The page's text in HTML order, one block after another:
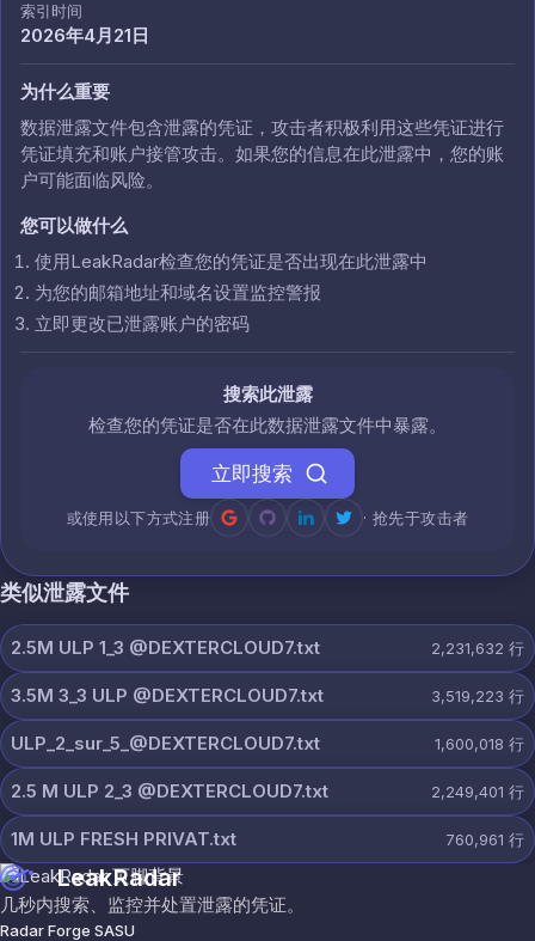
索引时间
2026年4月21日
为什么重要
数据泄露文件包含泄露的凭证，攻击者积极利用这些凭证进行
凭证填充和账户接管攻击。如果您的信息在此泄露中，您的账
户可能面临风险。
您可以做什么
使用LeakRadar检查您的凭证是否出现在此泄露中
为您的邮箱地址和域名设置监控警报
立即更改已泄露账户的密码
搜索此泄露
检查您的凭证是否在此数据泄露文件中暴露。
立即搜索
或使用以下方式注册 · 抢先于攻击者
类似泄露文件
2.5M ULP 1_3 @DEXTERCLOUD7.txt 2,231,632 行
3.5M 3_3 ULP @DEXTERCLOUD7.txt 3,519,223 行
ULP_2_sur_5_@DEXTERCLOUD7.txt 1,600,018 行
2.5 M ULP 2_3 @DEXTERCLOUD7.txt 2,249,401 行
1M ULP FRESH PRIVAT.txt 760,961 行
LeakRadar
几秒内搜索、监控并处置泄露的凭证。
Radar Forge SASU